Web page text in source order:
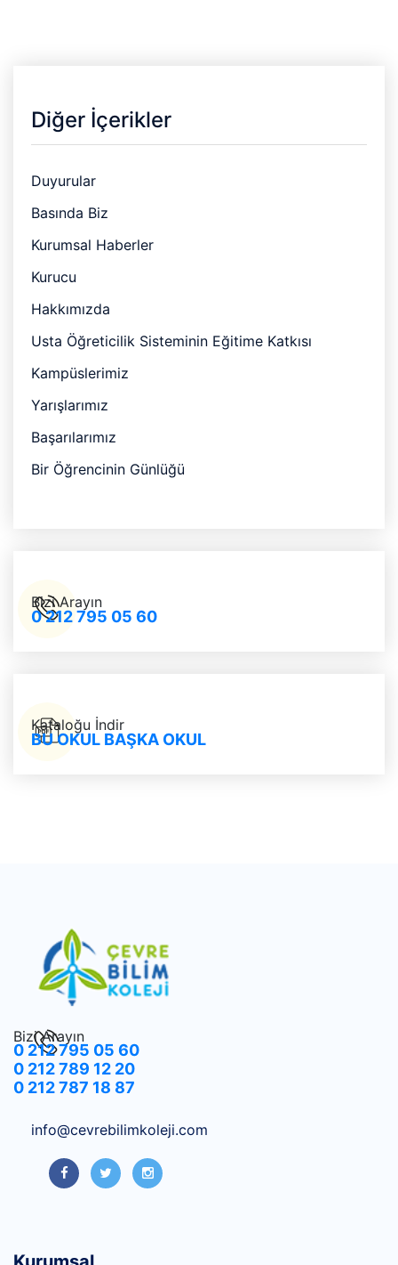
Diğer İçerikler
Duyurular
Basında Biz
Kurumsal Haberler
Kurucu
Hakkımızda
Usta Öğreticilik Sisteminin Eğitime Katkısı
Kampüslerimiz
Yarışlarımız
Başarılarımız
Bir Öğrencinin Günlüğü
Bizi Arayın
0 212 795 05 60
Kataloğu İndir
BU OKUL BAŞKA OKUL
Bizi Arayın
0 212 795 05 60
0 212 789 12 20
0 212 787 18 87
info@cevrebilimkoleji.com